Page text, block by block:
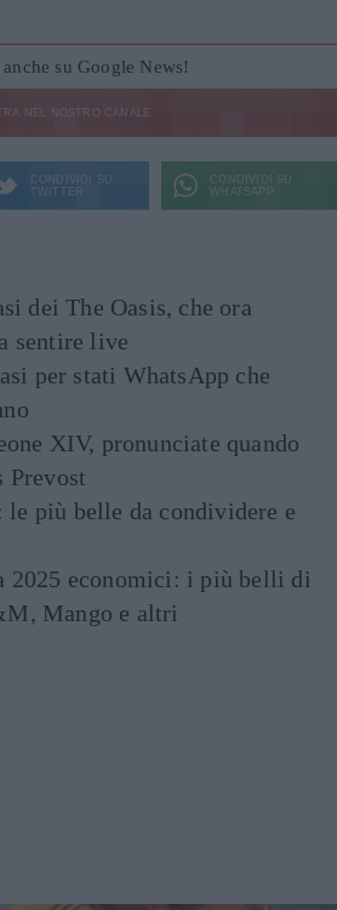
su Google News!
NEL NOSTRO CANALE
CONDIVIDI SU
TWITTER
CONDIVIDI SU
WHATSAPP
dei The Oasis, che ora
sentire live
per stati WhatsApp che
XIV, pronunciate quando
Prevost
più belle da condividere e
2025 economici: i più belli di
Mango e altri